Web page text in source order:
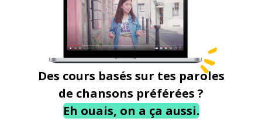
Des cours basés sur tes paroles
de chansons préférées ?
Eh ouais, on a ça aussi.